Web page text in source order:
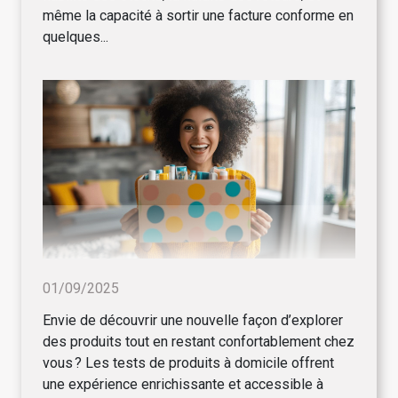
même la capacité à sortir une facture conforme en
quelques...
01/09/2025
Envie de découvrir une nouvelle façon d’explorer
des produits tout en restant confortablement chez
vous ? Les tests de produits à domicile offrent
une expérience enrichissante et accessible à